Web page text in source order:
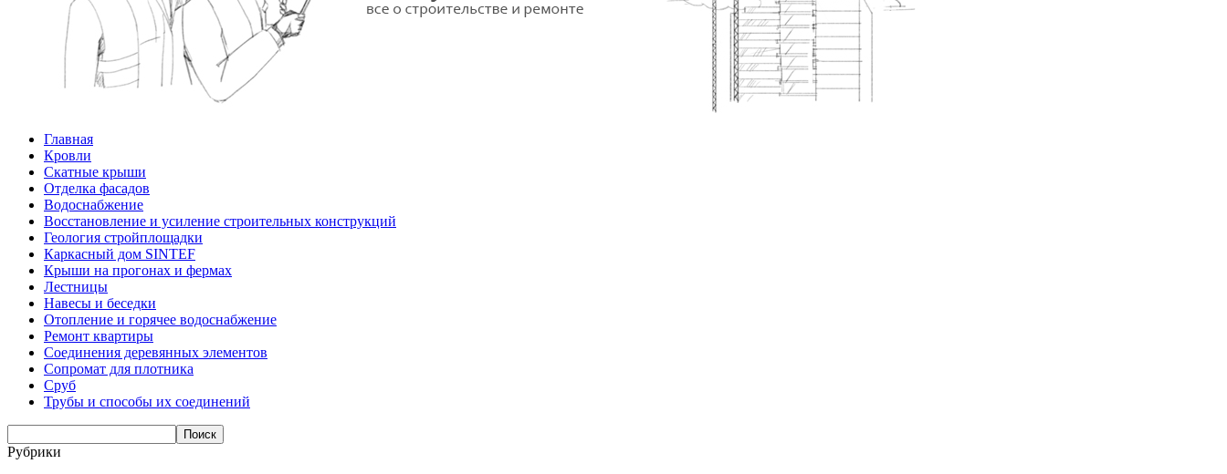
Главная
Кровли
Скатные крыши
Отделка фасадов
Водоснабжение
Восстановление и усиление строительных конструкций
Геология стройплощадки
Каркасный дом SINTEF
Крыши на прогонах и фермах
Лестницы
Навесы и беседки
Отопление и горячее водоснабжение
Ремонт квартиры
Соединения деревянных элементов
Сопромат для плотника
Сруб
Трубы и способы их соединений
Рубрики